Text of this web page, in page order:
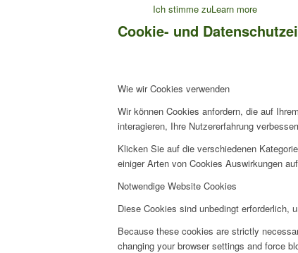
Ich stimme zuLearn more
Cookie- und
Wie wir Cookies verwenden
Wir können Cookies anfordern, die auf
interagieren, Ihre Nutzererfahrung
Klicken Sie auf die verschiedenen
einiger Arten von Cookies Auswirkungen
Notwendige Website Cookies
Diese Cookies sind unbedingt erforderlich,
Because these cookies are strictly
changing your browser settings and force